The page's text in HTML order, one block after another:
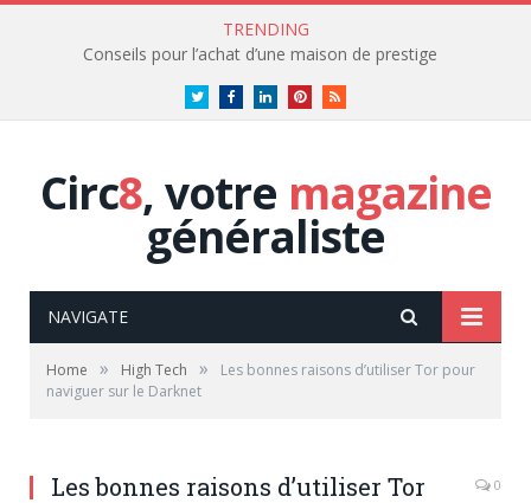
TRENDING
Conseils pour l’achat d’une maison de prestige
TwitterFacebookLinkedInPinterestRSS
Circ8, votre magazine
généraliste
NAVIGATE
Home » High Tech »
Les bonnes raisons d’utiliser Tor pour
naviguer sur le Darknet
Les bonnes raisons d’utiliser Tor
0